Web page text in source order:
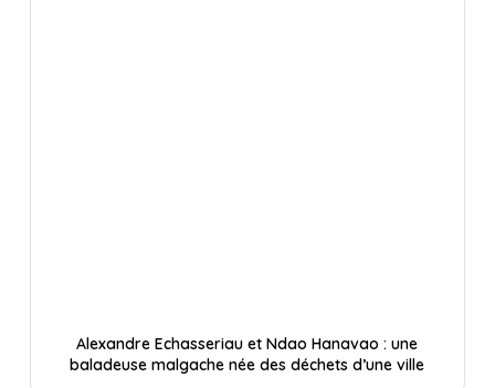
Alexandre Echasseriau et Ndao Hanavao : une
baladeuse malgache née des déchets d’une ville